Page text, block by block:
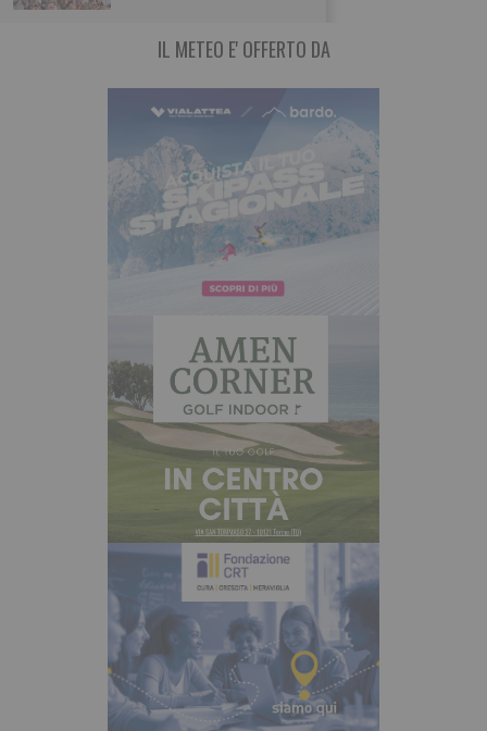
IL METEO E' OFFERTO DA